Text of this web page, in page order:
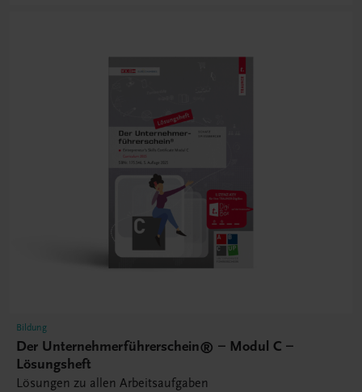
Bildung
Der Unternehmerführerschein® – Modul C –
Lösungsheft
Lösungen zu allen Arbeitsaufgaben